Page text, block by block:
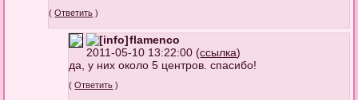
(Ответить )
flamenco
2011-05-10 13:22:00 (ссылка)
да, у них около 5 центров. спасибо!
(Ответить )